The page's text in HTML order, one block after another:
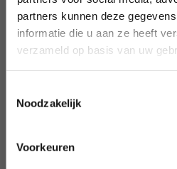
partners kunnen deze
informatie die u aan ze heeft
verzameld op basis van uw
Noodzakelijk
Voorkeuren
Wczesna i późna
Potrzebujesz naszej
ją zrealizujemy - o ile